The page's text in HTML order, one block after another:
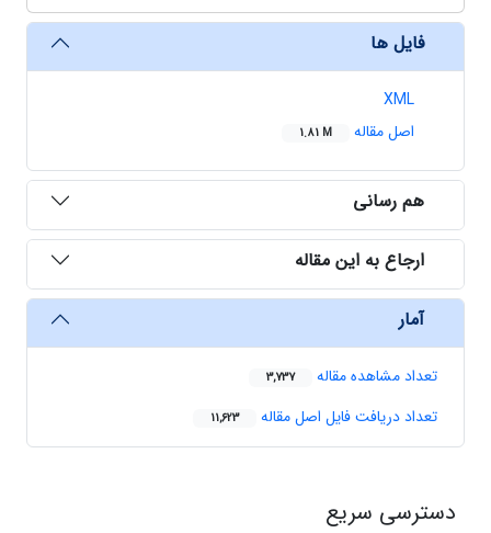
فایل ها
XML
اصل مقاله
1.81 M
هم رسانی
ارجاع به این مقاله
آمار
تعداد مشاهده مقاله 3,737
تعداد دریافت فایل اصل مقاله 11,623
دسترسی سریع